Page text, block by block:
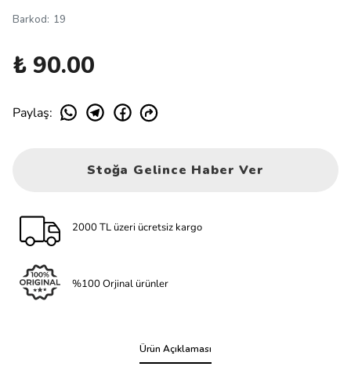
Barkod: 19
₺ 90.00
Paylaş:
Stoğa Gelince Haber Ver
2000 TL üzeri ücretsiz kargo
%100 Orjinal ürünler
Ürün Açıklaması